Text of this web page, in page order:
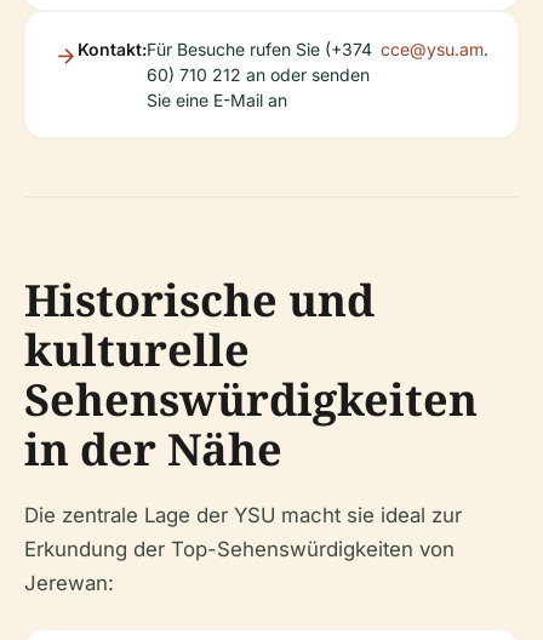
Kontakt:Für Besuche rufen Sie (+374
60) 710 212 an oder senden
Sie eine E-Mail an
cce@ysu.am.
Historische und
kulturelle
Sehenswürdigkeiten
in der Nähe
Die zentrale Lage der YSU macht sie ideal zur
Erkundung der Top-Sehenswürdigkeiten von
Jerewan: